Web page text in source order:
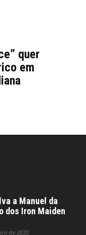
quer
em
a Manuel da
dos Iron Maiden
de 2020